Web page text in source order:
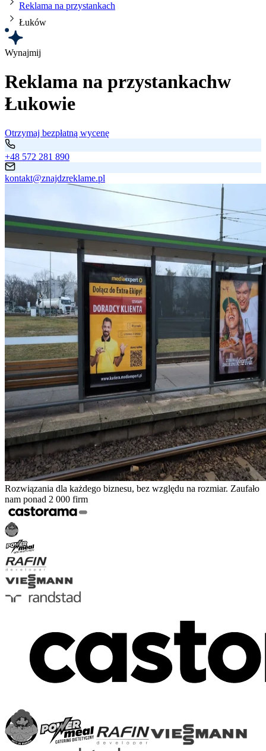
Reklama na przystankach
Łuków
Wynajmij
Reklama na przystankachw
Łukowie
Otrzymaj bezpłatną wycenę
+48 572 281 890
kontakt@znajdzreklame.pl
Rozwiązania dla każdego biznesu, bez względu na rozmiar. Zaufało
nam ponad 2 000 firm